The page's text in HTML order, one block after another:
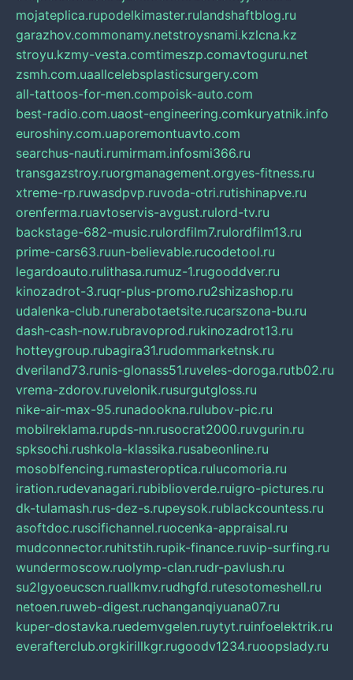
mojateplica.rupodelkimaster.rulandshaftblog.ru
garazhov.commonamy.netstroysnami.kzlcna.kz
stroyu.kzmy-vesta.comtimeszp.comavtoguru.net
zsmh.com.uaallcelebsplasticsurgery.com
all-tattoos-for-men.compoisk-auto.com
best-radio.com.uaost-engineering.comkuryatnik.info
euroshiny.com.uaporemontuavto.com
searchus-nauti.rumirmam.infosmi366.ru
transgazstroy.ruorgmanagement.orgyes-fitness.ru
xtreme-rp.ruwasdpvp.ruvoda-otri.rutishinapve.ru
orenferma.ruavtoservis-avgust.rulord-tv.ru
backstage-682-music.rulordfilm7.rulordfilm13.ru
prime-cars63.ruun-believable.rucodetool.ru
legardoauto.rulithasa.rumuz-1.rugooddver.ru
kinozadrot-3.ruqr-plus-promo.ru2shizashop.ru
udalenka-club.runerabotaetsite.rucarszona-bu.ru
dash-cash-now.rubravoprod.rukinozadrot13.ru
hotteygroup.rubagira31.rudommarketnsk.ru
dveriland73.runis-glonass51.ruveles-doroga.rutb02.ru
vrema-zdorov.ruvelonik.rusurgutgloss.ru
nike-air-max-95.runadookna.rulubov-pic.ru
mobilreklama.rupds-nn.rusocrat2000.ruvgurin.ru
spksochi.rushkola-klassika.rusabeonline.ru
mosoblfencing.rumasteroptica.rulucomoria.ru
iration.rudevanagari.rubiblioverde.ruigro-pictures.ru
dk-tulamash.rus-dez-s.rupeysok.rublackcountess.ru
asoftdoc.ruscifichannel.ruocenka-appraisal.ru
mudconnector.ruhitstih.rupik-finance.ruvip-surfing.ru
wundermoscow.ruolymp-clan.rudr-pavlush.ru
su2lgyoeucscn.ruallkmv.rudhgfd.rutesotomeshell.ru
netoen.ruweb-digest.ruchanganqiyuana07.ru
kuper-dostavka.ruedemvgelen.ruytyt.ruinfoelektrik.ru
everafterclub.orgkirillkgr.rugoodv1234.ruoopslady.ru